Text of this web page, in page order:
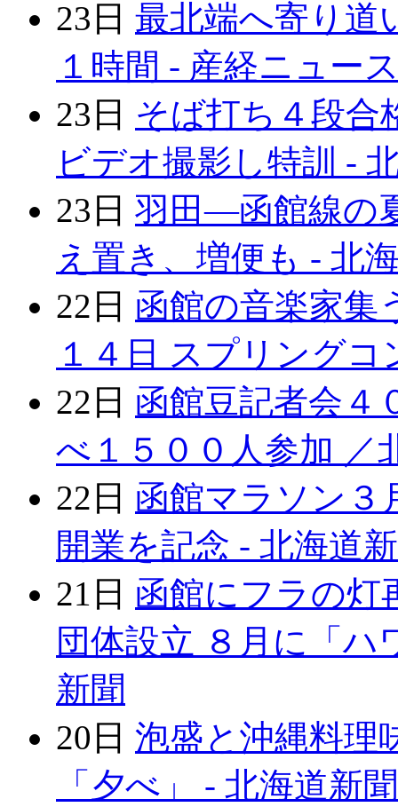
23日 最北端へ寄り道
１時間 - 産経ニュー
23日 そば打ち４段合
ビデオ撮影し特訓 -
23日 羽田―函館線の
え置き、増便も - 北
22日 函館の音楽家集
１４日 スプリング
22日 函館豆記者会４
べ１５００人参加 ／
22日 函館マラソン３
開業を記念 - 北海道
21日 函館にフラの灯
団体設立 ８月に「
新聞
20日 泡盛と沖縄料理
「夕べ」 - 北海道新聞